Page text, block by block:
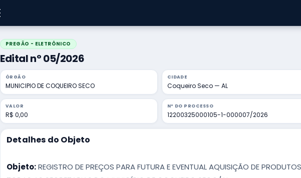
PREGÃO - ELETRÔNICO
Edital nº 05/2026
ÓRGÃO
MUNICIPIO DE COQUEIRO SECO
CIDADE
Coqueiro Seco — AL
VALOR
R$ 0,00
Nº DO PROCESSO
12200325000105-1-000007/2026
Detalhes do Objeto
Objeto:REGISTRO DE PREÇOS PARA FUTURA E EVENTUAL AQUISIÇÃO DE